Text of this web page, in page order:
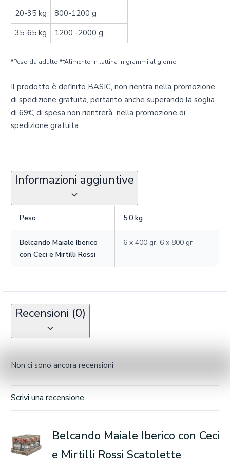
20-35 kg
800-1200 g
35-65 kg
1200 -2000 g
*Peso da adulto **Alimento in lattina in grammi al giorno
Il prodotto è definito BASIC, non rientra nella promozione
di spedizione gratuita, pertanto anche superando la soglia
di 69€‚ di spesa non rientrerà nella promozione di
spedizione gratuita.
Informazioni aggiuntive
Peso 5,0 kg
Belcando Maiale Iberico
con Ceci e Mirtilli Rossi
6 x 400 gr, 6 x 800 gr
Recensioni (0)
Non ci sono ancora recensioni
Scrivi una recensione
Belcando Maiale Iberico con Ceci
e Mirtilli Rossi Scatolette